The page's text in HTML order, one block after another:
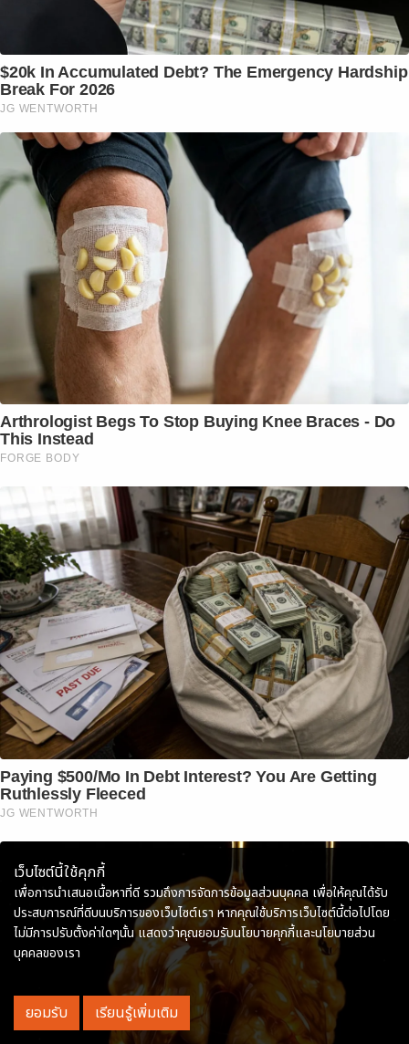
$20k In Accumulated Debt? The Emergency Hardship
Break For 2026
JG WENTWORTH
Arthrologist Begs To Stop Buying Knee Braces - Do
This Instead
FORGE BODY
Paying $500/Mo In Debt Interest? You Are Getting
Ruthlessly Fleeced
JG WENTWORTH
เว็บไซต์นี้ใช้คุกกี้
เพื่อการนำเสนอเนื้อหาที่ดี รวมถึงการจัดการข้อมูลส่วนบุคคล เพื่อให้คุณได้รับ
ประสบการณ์ที่ดีบนบริการของเว็บไซต์เรา หากคุณใช้บริการเว็บไซต์นี้ต่อไปโดย
ไม่มีการปรับตั้งค่าใดๆนั้น แสดงว่าคุณยอมรับนโยบายคุกกี้และนโยบายส่วน
บุคคลของเรา
ยอมรับ เรียนรู้เพิ่มเติม